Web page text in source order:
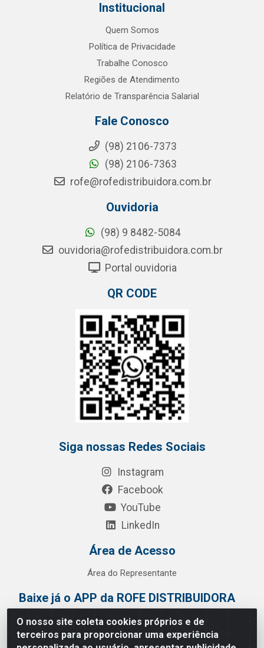
O nosso site coleta cookies próprios e de
terceiros para proporcionar uma experiência
Institucional
Quem Somos
Política de Privacidade
Trabalhe Conosco
Regiões de Atendimento
Relatório de Transparência Salarial
Fale Conosco
(98) 2106-7373
(98) 2106-7363
rofe@rofedistribuidora.com.br
Ouvidoria
(98) 9 8482-5084
ouvidoria@rofedistribuidora.com.br
Portal ouvidoria
QR CODE
Siga nossas Redes Sociais
Instagram
Facebook
YouTube
LinkedIn
Área de Acesso
Área do Representante
Baixe já o APP da ROFE DISTRIBUIDORA